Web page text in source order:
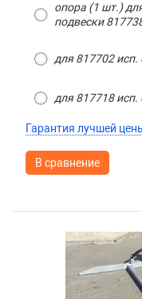
опора (1 шт.)
подвески
для 817702 исп.
для 817718 исп.
Гарантия лучшей
В сравнение